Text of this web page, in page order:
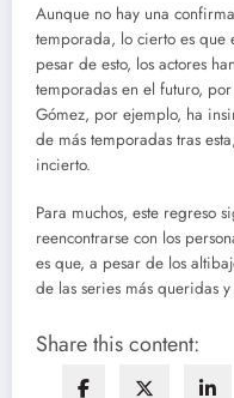
Aunque no hay una
temporada, lo cierto es
pesar de esto, los actores
temporadas en el futuro,
Gómez, por ejemplo, ha
de más temporadas tras
incierto.
Para muchos, este regreso
reencontrarse con los
es que, a pesar de los
de las series más queridas
Share this content: